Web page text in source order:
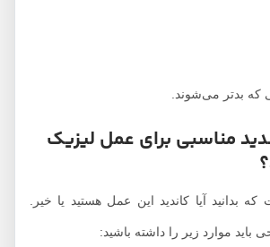
می‌شوند.
مناسبی برای عمل لیزیک
آیا کاندید این عمل هستید یا خیر.
موارد زیر را داشته باشید: